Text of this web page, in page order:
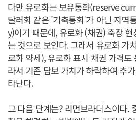
다만 유로화는 보유통화(reserve
달러화 같은 '기축통화'가 아닌 지역
y)이기 때문에, 유로화 (채권) 축장
는 것으로 보인다. 그래서 유로화 가
로화 약세), 유로화 표시 채권 가격도
라서 기존 담보 가치가 하락하여 추
타난다.
그 다음 단계는? 리먼브라더스이다.